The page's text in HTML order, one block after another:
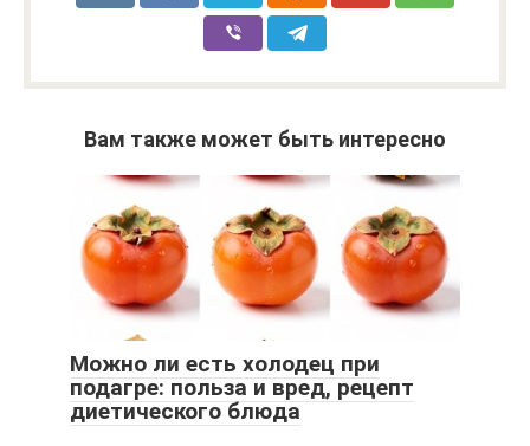
Вам также может быть интересно
Можно ли есть холодец при
подагре: польза и вред, рецепт
диетического блюда